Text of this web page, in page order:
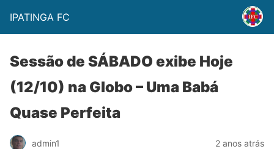
IPATINGA FC
Sessão de SÁBADO exibe Hoje
(12/10) na Globo – Uma Babá
Quase Perfeita
admin1 2 anos atrás